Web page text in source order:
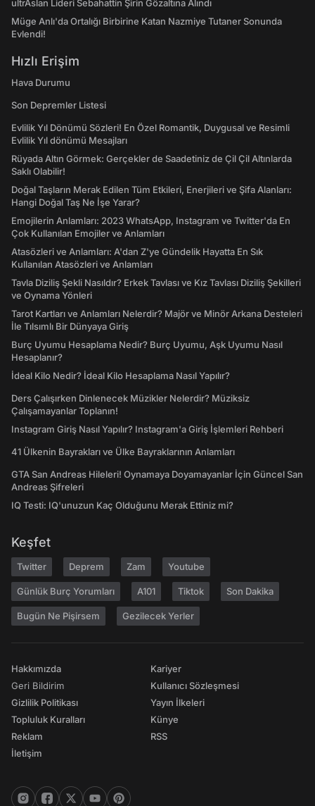
ultrAslan Lideri Sebahattin Şirin Gözaltına Alındı
Müge Anlı'da Ortalığı Birbirine Katan Nazmiye Tutaner Sonunda
Evlendi!
Hızlı Erişim
Hava Durumu
Son Depremler Listesi
Evlilik Yıl Dönümü Sözleri! En Özel Romantik, Duygusal ve Resimli
Evlilik Yıl dönümü Mesajları
Rüyada Altın Görmek: Gerçekler de Saadetiniz de Çil Çil Altınlarda
Saklı Olabilir!
Doğal Taşların Merak Edilen Tüm Etkileri, Enerjileri ve Şifa Alanları:
Hangi Doğal Taş Ne İşe Yarar?
Emojilerin Anlamları: 2023 WhatsApp, Instagram ve Twitter'da En
Çok Kullanılan Emojiler ve Anlamları
Atasözleri ve Anlamları: A'dan Z'ye Gündelik Hayatta En Sık
Kullanılan Atasözleri ve Anlamları
Tavla Diziliş Şekli Nasıldır? Erkek Tavlası ve Kız Tavlası Diziliş Şekilleri
ve Oynama Yönleri
Tarot Kartları ve Anlamları Nelerdir? Majör ve Minör Arkana Desteleri
İle Tılsımlı Bir Dünyaya Giriş
Burç Uyumu Hesaplama Nedir? Burç Uyumu, Aşk Uyumu Nasıl
Hesaplanır?
İdeal Kilo Nedir? İdeal Kilo Hesaplama Nasıl Yapılır?
Ders Çalışırken Dinlenecek Müzikler Nelerdir? Müziksiz
Çalışamayanlar Toplanın!
Instagram Giriş Nasıl Yapılır? Instagram'a Giriş İşlemleri Rehberi
41 Ülkenin Bayrakları ve Ülke Bayraklarının Anlamları
GTA San Andreas Hileleri! Oynamaya Doyamayanlar İçin Güncel San
Andreas Şifreleri
IQ Testi: IQ'unuzun Kaç Olduğunu Merak Ettiniz mi?
Keşfet
Twitter Deprem Zam Youtube
Günlük Burç Yorumları A101 Tiktok Son Dakika
Bugün Ne Pişirsem Gezilecek Yerler
Hakkımızda
Geri Bildirim
Gizlilik Politikası
Topluluk Kuralları
Reklam
İletişim
Kariyer
Kullanıcı Sözleşmesi
Yayın İlkeleri
Künye
RSS